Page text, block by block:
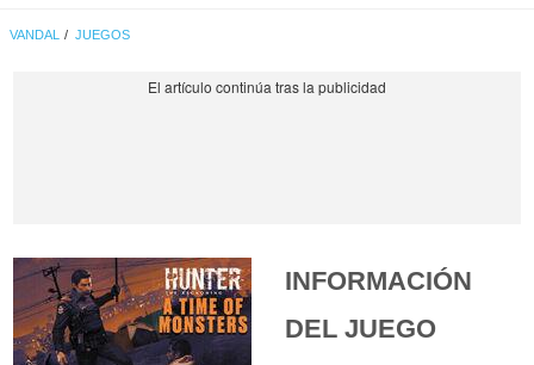
VANDAL JUEGOS
INFORMACIÓN
DEL JUEGO